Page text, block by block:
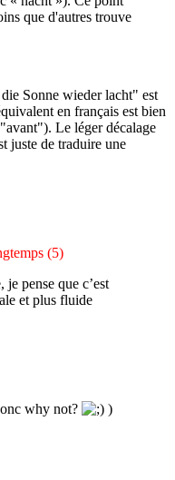
que d'autres trouve
Sonne wieder lacht" est
en français est bien
Le léger décalage
juste de traduire une
(5)
pense que c’est
et plus fluide
why not?
)